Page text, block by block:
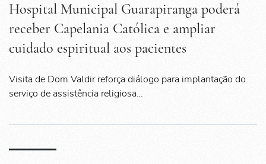
Hospital Municipal Guarapiranga poderá
receber Capelania Católica e ampliar
cuidado espiritual aos pacientes
Visita de Dom Valdir reforça diálogo para implantação do
serviço de assistência religiosa…